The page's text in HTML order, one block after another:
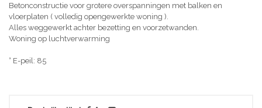
Betonconstructie voor grotere overspanningen met balken en
vloerplaten ( volledig opengewerkte woning ).
Alles weggewerkt achter bezetting en voorzetwanden.
Woning op luchtverwarming
° E-peil: 85